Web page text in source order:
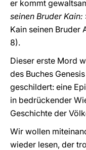
er kommt
seinen Bruder Kain:
Kain seinen Bruder
8).
Dieser erste Mord
des Buches
geschildert: eine
in bedrückender
Geschichte der
Wir wollen
wieder lesen, der